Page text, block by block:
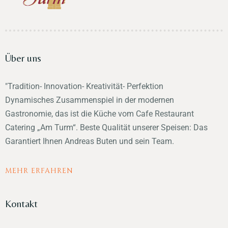
Über uns
"Tradition- Innovation- Kreativität- Perfektion
Dynamisches Zusammenspiel in der modernen
Gastronomie, das ist die Küche vom Cafe Restaurant
Catering „Am Turm“. Beste Qualität unserer Speisen: Das
Garantiert Ihnen Andreas Buten und sein Team.
MEHR ERFAHREN
Kontakt